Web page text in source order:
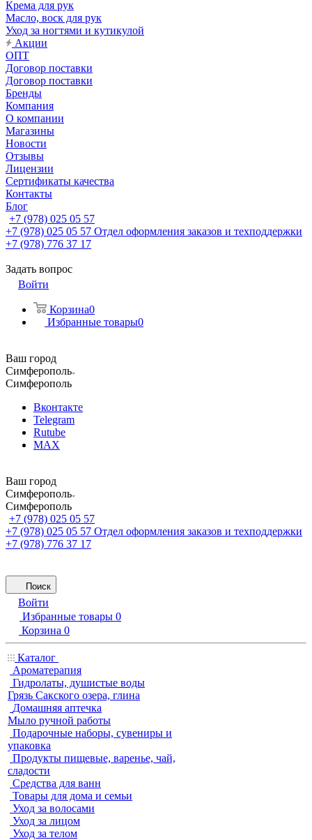
Крема для рук
Масло, воск для рук
Уход за ногтями и кутикулой
Акции
ОПТ
Договор поставки
Договор поставки
Бренды
Компания
О компании
Магазины
Новости
Отзывы
Лицензии
Сертификаты качества
Контакты
Блог
+7 (978) 025 05 57
+7 (978) 025 05 57 Отдел оформления заказов и техподдержки
+7 (978) 776 37 17
Задать вопрос
Войти
Корзина0
Избранные товары0
Ваш город
Симферополь
Симферополь
Вконтакте
Telegram
Rutube
MAX
Ваш город
Симферополь
Симферополь
+7 (978) 025 05 57
+7 (978) 025 05 57 Отдел оформления заказов и техподдержки
+7 (978) 776 37 17
Поиск
Войти
Избранные товары 0
Корзина 0
Каталог
Ароматерапия
Гидролаты, душистые воды
Грязь Сакского озера, глина
Домашняя аптечка
Мыло ручной работы
Подарочные наборы, сувениры и
упаковка
Продукты пищевые, варенье, чай,
сладости
Средства для ванн
Товары для дома и семьи
Уход за волосами
Уход за лицом
Уход за телом